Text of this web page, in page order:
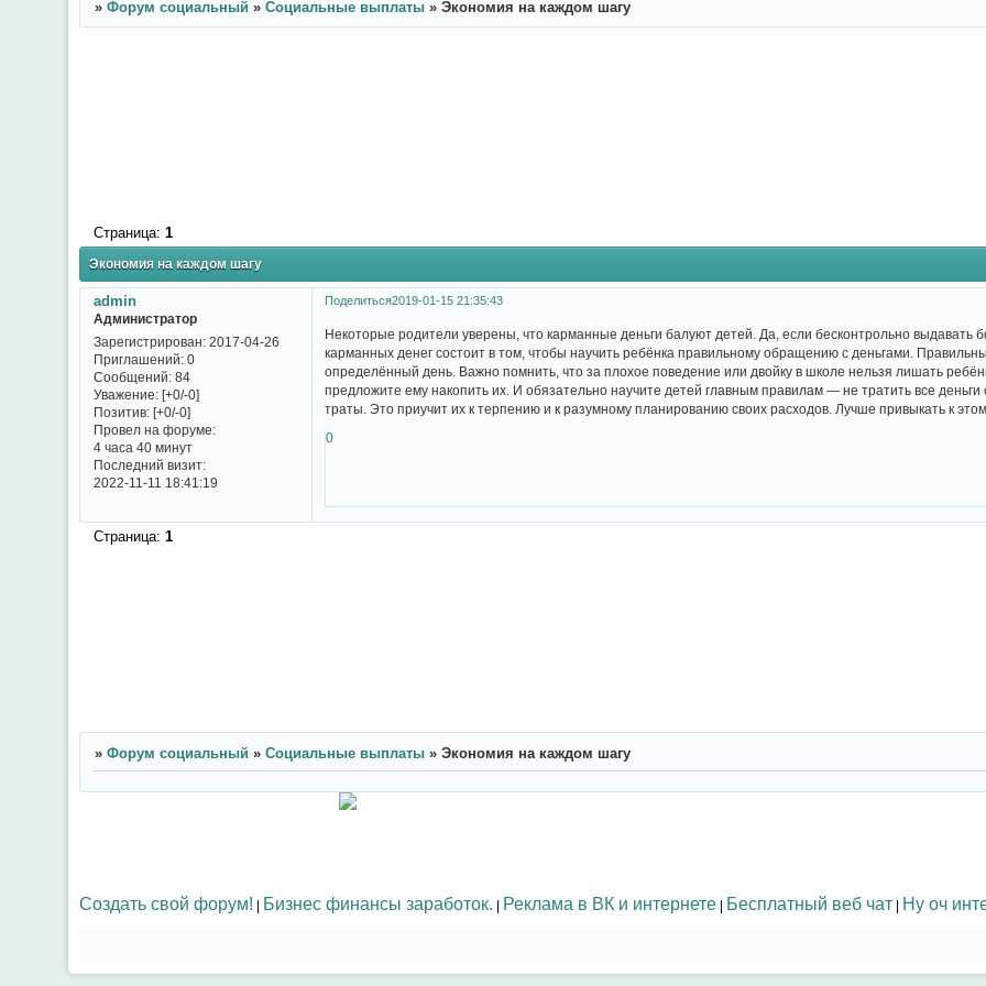
» Форум социальный » Социальные выплаты » Экономия на каждом шагу
Экономия на каждом шагу
Страница: 1
Поделиться2019-01-15 21:35:43
admin
Администратор
Зарегистрирован: 2017-04-26
Приглашений:0
Сообщений:84
Уважение: [+0/-0]
Позитив: [+0/-0]
Провел на форуме:
4 часа 40 минут
Последний визит:
2022-11-11 18:41:19
Некоторые родители уверены, что карманные деньги балуют детей. Да, если бесконтрольно выдавать
карманных денег состоит в том, чтобы научить ребёнка правильному обращению с деньгами.
определённый день. Важно помнить, что за плохое поведение или двойку в школе нельзя лишать
предложите ему накопить их. И обязательно научите детей главным правилам — не тратить все
траты. Это приучит их к терпению и к разумному планированию своих расходов. Лучше привыкать к
0
Страница: 1
» Форум социальный » Социальные выплаты » Экономия на каждом шагу
Создать свой форум! | Бизнес финансы заработок. | Реклама в ВК и интернете | Бесплатный веб чат | Ну оч